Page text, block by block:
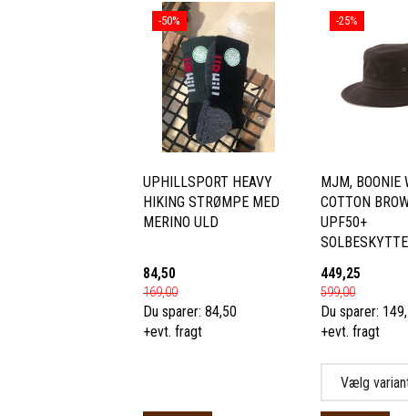
-50%
UPHILLSPORT HEAVY
HIKING STRØMPE MED
MERINO ULD
84,50
169,00
Du sparer: 84,50
+evt. fragt
-25%
MJM, BOONIE
COTTON
UPF50+
449,25
599,00
Du sparer:
+evt. fragt